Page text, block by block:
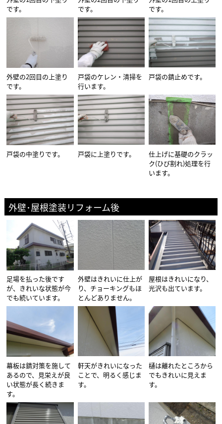
です。
です。
です。
外壁の2回目の上塗り
です。
戸袋のケレン・清掃を
行います。
戸袋の錆止めです。
戸袋の中塗りです。 戸袋に上塗りです。
仕上げに基礎のクラッ
ク(ひび割れ)処理を行
います。
外壁･屋根塗装リフォーム後
足場を払った後です
が、きれいな状態が今
でも続いています。
外壁はきれいに仕上が
り、チョーキングもほ
とんどありません。
屋根はきれいになり、
光沢も出ています。
幕板は錆対策を施して
あるので、見栄えが良
い状態が長く続きま
す。
軒天がきれいになった
ことで、明るく感じま
す。
樋は離れたところから
でもきれいに見えま
す。